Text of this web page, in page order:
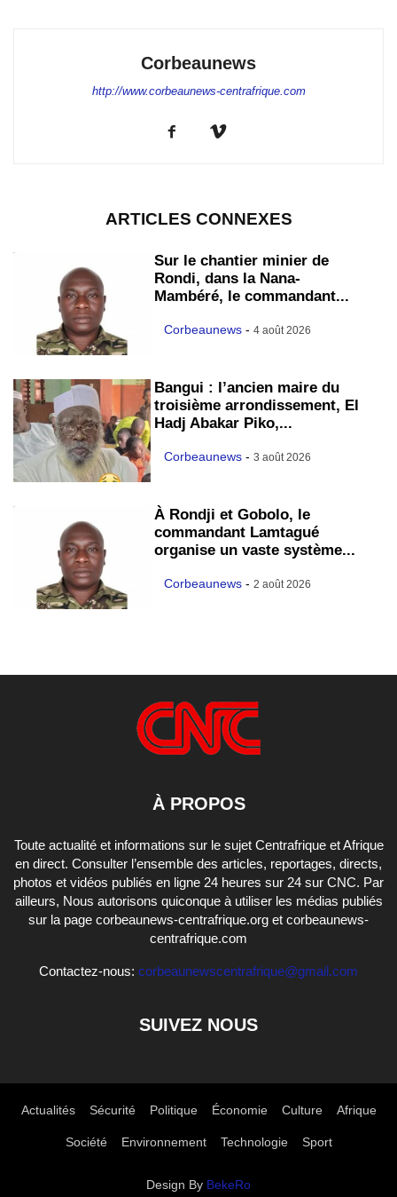
Corbeaunews
http://www.corbeaunews-centrafrique.com
ARTICLES CONNEXES
Sur le chantier minier de
Rondi, dans la Nana-
Mambéré, le commandant...
Corbeaunews - 4 août 2026
Bangui : l’ancien maire du
troisième arrondissement, El
Hadj Abakar Piko,...
Corbeaunews - 3 août 2026
À Rondji et Gobolo, le
commandant Lamtagué
organise un vaste système...
Corbeaunews - 2 août 2026
À PROPOS
Toute actualité et informations sur le sujet Centrafrique et Afrique
en direct. Consulter l’ensemble des articles, reportages, directs,
photos et vidéos publiés en ligne 24 heures sur 24 sur CNC. Par
ailleurs, Nous autorisons quiconque à utiliser les médias publiés
sur la page corbeaunews-centrafrique.org et corbeaunews-
centrafrique.com
Contactez-nous: corbeaunewscentrafrique@gmail.com
SUIVEZ NOUS
Actualités Sécurité Politique Économie Culture Afrique
Société Environnement Technologie Sport
Design By BekeRo